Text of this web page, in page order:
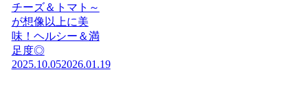
チーズ＆トマト～
が想像以上に美
味！ヘルシー＆満
足度◎
2025.10.052026.01.19